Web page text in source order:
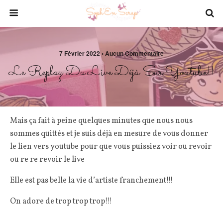
7 Février 2022 • Aucun Commentaire
Le Replay Du Live Déjà Sur Youtube!!
Mais ça fait à peine quelques minutes que nous nous
sommes quittés et je suis déjà en mesure de vous donner
le lien vers youtube pour que vous puissiez voir ou revoir
ou re re revoir le live
Elle est pas belle la vie d’artiste franchement!!!
On adore de trop trop trop!!!